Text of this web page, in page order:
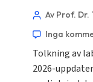
Av Prof. Dr.
Inga
Tolkning av
2026-ئۇيغۇرچە
Кыргызча
Татар теле